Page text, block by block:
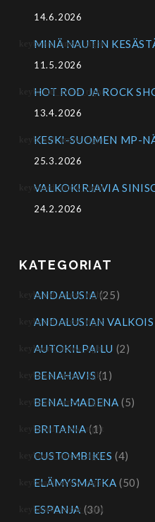
14.6.2026
MINÄ NAUTIN
11.5.2026
HOT ROD JA ROCK
13.4.2026
KESKI-SUOMEN MP-
25.3.2026
VALKOKIRJAVIA
24.2.2026
KATEGORIAT
ANDALUSIA (25)
ANDALUSIAN
AUTOKILPAILU (2)
BENAHAVIS (1)
BENALMADENA (5)
BRITANIA (1)
CUSTOMBIKES (4)
ELÄMYSMATKA (50)
ESPANJA (30)